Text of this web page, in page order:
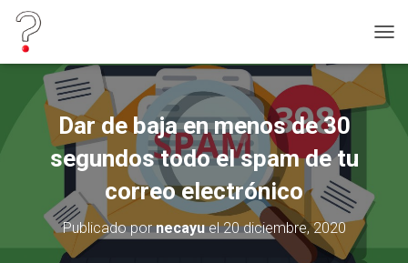
A
M
B
Dar de baja en menos de 30
segundos todo el spam de tu
correo electrónico
Publicado pornecayuel20 diciembre, 2020